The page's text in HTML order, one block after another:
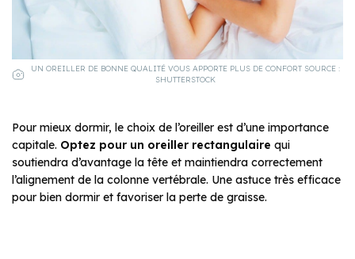
UN OREILLER DE BONNE QUALITÉ VOUS APPORTE PLUS DE CONFORT SOURCE :
SHUTTERSTOCK
Pour mieux dormir, le choix de l’oreiller est d’une importance
capitale. Optez pour un oreiller rectangulaire qui
soutiendra d’avantage la tête et maintiendra correctement
l’alignement de la colonne vertébrale. Une astuce très efficace
pour bien dormir et favoriser la perte de graisse.